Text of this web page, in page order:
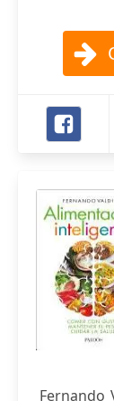
Fernando